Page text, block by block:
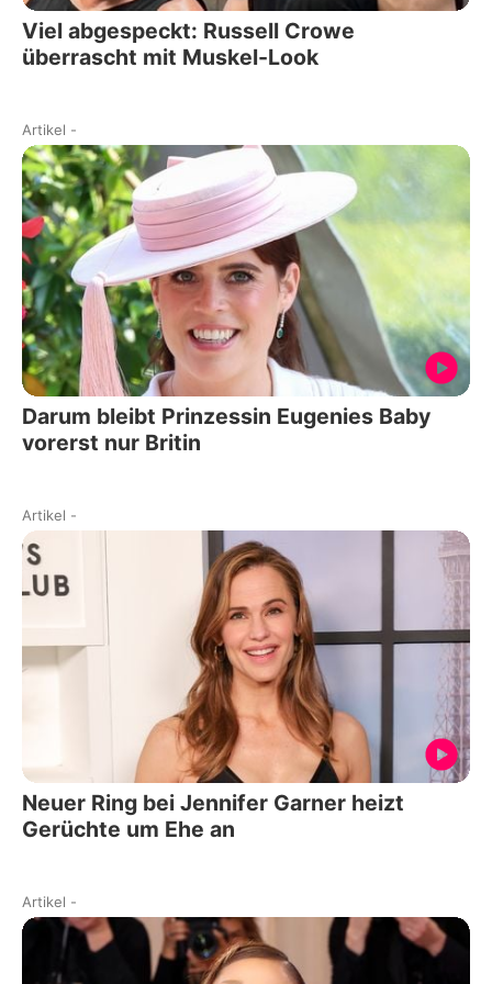
Viel abgespeckt: Russell Crowe
überrascht mit Muskel-Look
Artikel -
Darum bleibt Prinzessin Eugenies Baby
vorerst nur Britin
Artikel -
Neuer Ring bei Jennifer Garner heizt
Gerüchte um Ehe an
Artikel -